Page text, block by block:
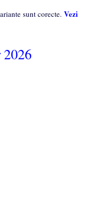
sunt corecte. Vezi